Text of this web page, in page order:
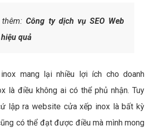
thêm:Công ty dịch vụ SEO Web
quả
mang lại nhiều lợi ích cho doanh
là điều không ai có thể phủ nhận. Tuy
lập ra website cửa xếp inox là bất kỳ
có thể đạt được điều mà mình mong